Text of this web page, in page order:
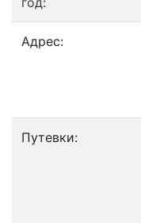
Адрес:
Путевки: